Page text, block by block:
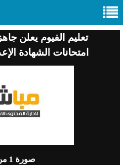
تعليم الفيوم يعلن
امتحانات الشهادة
صورة 1